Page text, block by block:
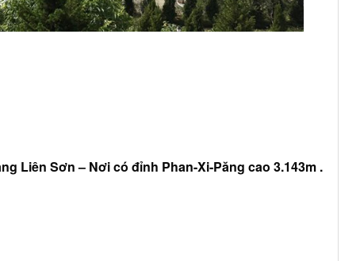
Liên Sơn – Nơi có đỉnh Phan-Xi-Păng cao 3.143m .